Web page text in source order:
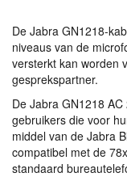
De Jabra GN1218-
niveaus van de
versterkt kan worden
gesprekspartner.
De Jabra GN1218
gebruikers die voor
middel van de Jabra
compatibel met de
standaard